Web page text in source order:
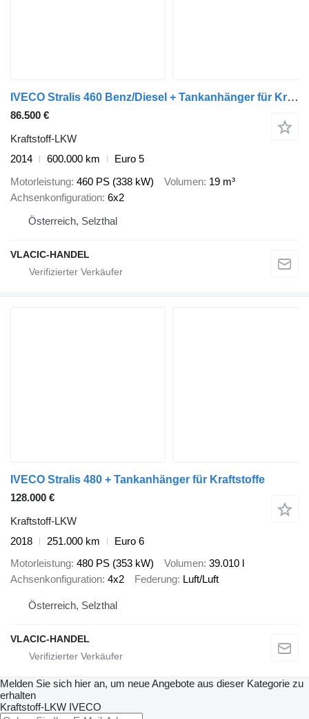
IVECO Stralis 460 Benz/Diesel + Tankanhänger für Kraftstoffe
86.500 €
Kraftstoff-LKW
2014
600.000 km
Euro 5
Motorleistung 460 PS (338 kW) Volumen 19 m³
Achsenkonfiguration 6x2
Österreich, Selzthal
VLACIC-HANDEL
IVECO Stralis 480 + Tankanhänger für Kraftstoffe
128.000 €
Kraftstoff-LKW
2018
251.000 km
Euro 6
Motorleistung 480 PS (353 kW) Volumen 39.010 l
Achsenkonfiguration 4x2 Federung Luft/Luft
Österreich, Selzthal
VLACIC-HANDEL
Melden Sie sich hier an, um neue Angebote aus dieser Kategorie zu
erhalten
Kraftstoff-LKW IVECO